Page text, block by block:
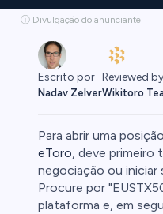
ⓘ Divulgação do anunciante
Escrito por
Nadav Zelver
Reviewed by
Wikitoro
Para abrir uma
eToro, deve primeiro
negociação ou iniciar
Procure por
plataforma e, em